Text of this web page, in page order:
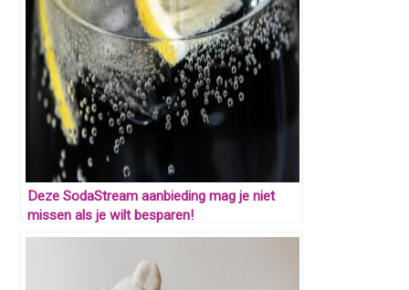
Deze SodaStream aanbieding mag je niet
missen als je wilt besparen!